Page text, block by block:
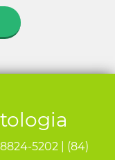
5202 | (84)